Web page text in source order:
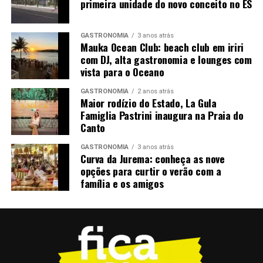
Sala 1
12:00
Meu Pé de
A10
Sala 2 14:30
Quilombo
(120 min)
A12
Sala 1 15:30
Compadecid
a 2 (114
min)
(97 min)
Sala 1 18:30
Sonhar com
Leões (87
A16
Quarta-feira, 12 de agosto
HORÁRIO FILME
CLASSIFICA
“Esse encontro entre os grupos do Espírito Santo e do
Maranhão fortalece o fazer artístico, amplia repertórios
e contribui para o desenvolvimento das artes cênicas,
reafirmando o compromisso do Sesc Espírito Santo com
a valorização da cultura e a formação de redes de
colaboração”, ressalta Rafaella Vagmaker.
primeira unidade do novo conceito no ES
GASTRONOMIA 3 anos atrás
Mauka Ocean Club: beach club em iriri
com DJ, alta gastronomia e lounges com
vista para o Oceano
GASTRONOMIA 2 anos atrás
Maior rodízio do Estado, La Gula
Famiglia Pastrini inaugura na Praia do
Canto
GASTRONOMIA 3 anos atrás
Curva da Jurema: conheça as nove
opções para curtir o verão com a
família e os amigos